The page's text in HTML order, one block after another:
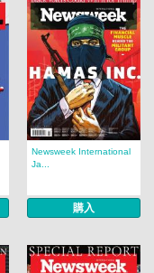
Newsweek International
Ja...
購入